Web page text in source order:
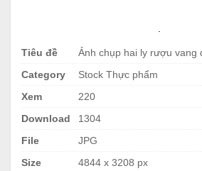
Tiêu đề
Ảnh chụp hai ly rượu vang
Category
Stock Thực phẩm
Xem
220
Download
1304
File
JPG
Size
4844 x 3208 px